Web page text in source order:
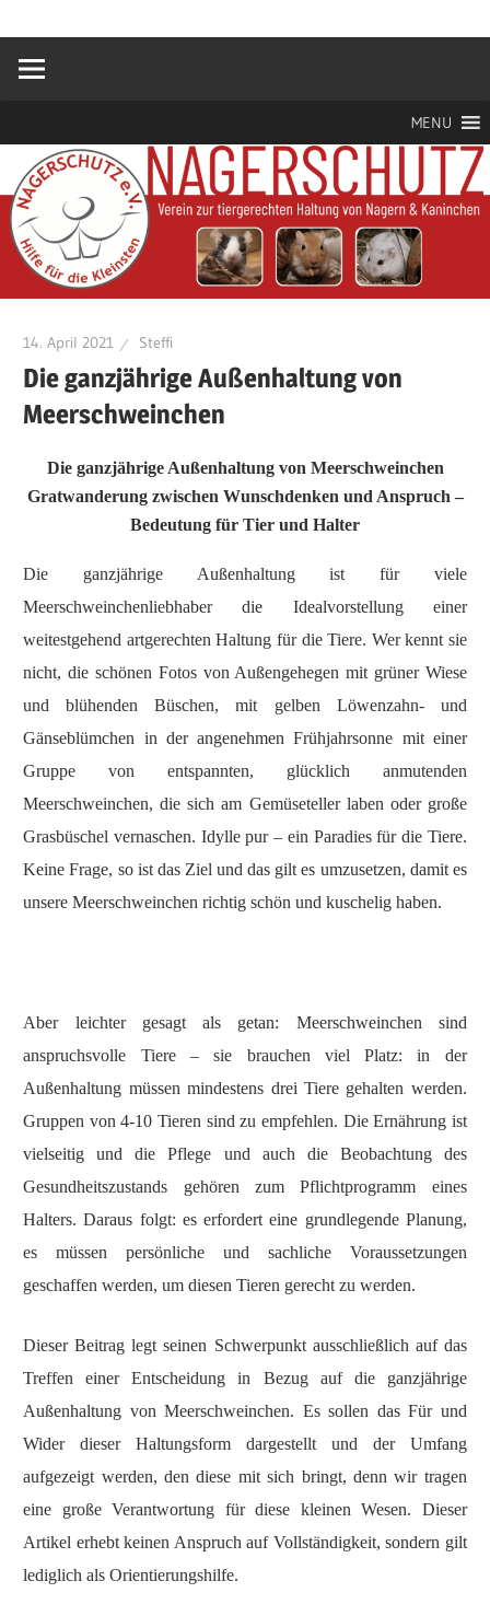
springen
Nagerschutz
für
MENU
14. April 2021 Steffi
Die ganzjährige Außenhaltung von
Meerschweinchen
Die ganzjährige Außenhaltung von Meerschweinchen
Gratwanderung zwischen Wunschdenken und Anspruch –
Bedeutung für Tier und Halter
Die ganzjährige Außenhaltung ist für viele
Meerschweinchenliebhaber die Idealvorstellung einer
weitestgehend artgerechten Haltung für die Tiere. Wer kennt sie
nicht, die schönen Fotos von Außengehegen mit grüner Wiese
und blühenden Büschen, mit gelben Löwenzahn- und
Gänseblümchen in der angenehmen Frühjahrsonne mit einer
Gruppe von entspannten, glücklich anmutenden
Meerschweinchen, die sich am Gemüseteller laben oder große
Grasbüschel vernaschen. Idylle pur – ein Paradies für die Tiere.
Keine Frage, so ist das Ziel und das gilt es umzusetzen, damit es
unsere Meerschweinchen richtig schön und kuschelig haben.
Aber leichter gesagt als getan: Meerschweinchen sind
anspruchsvolle Tiere – sie brauchen viel Platz: in der
Außenhaltung müssen mindestens drei Tiere gehalten werden.
Gruppen von 4-10 Tieren sind zu empfehlen. Die Ernährung ist
vielseitig und die Pflege und auch die Beobachtung des
Gesundheitszustands gehören zum Pflichtprogramm eines
Halters. Daraus folgt: es erfordert eine grundlegende Planung,
es müssen persönliche und sachliche Voraussetzungen
geschaffen werden, um diesen Tieren gerecht zu werden.
Dieser Beitrag legt seinen Schwerpunkt ausschließlich auf das
Treffen einer Entscheidung in Bezug auf die ganzjährige
Außenhaltung von Meerschweinchen. Es sollen das Für und
Wider dieser Haltungsform dargestellt und der Umfang
aufgezeigt werden, den diese mit sich bringt, denn wir tragen
eine große Verantwortung für diese kleinen Wesen. Dieser
Artikel erhebt keinen Anspruch auf Vollständigkeit, sondern gilt
lediglich als Orientierungshilfe.